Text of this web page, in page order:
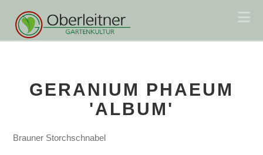
GERANIUM PHAEUM
'ALBUM'
Brauner Storchschnabel